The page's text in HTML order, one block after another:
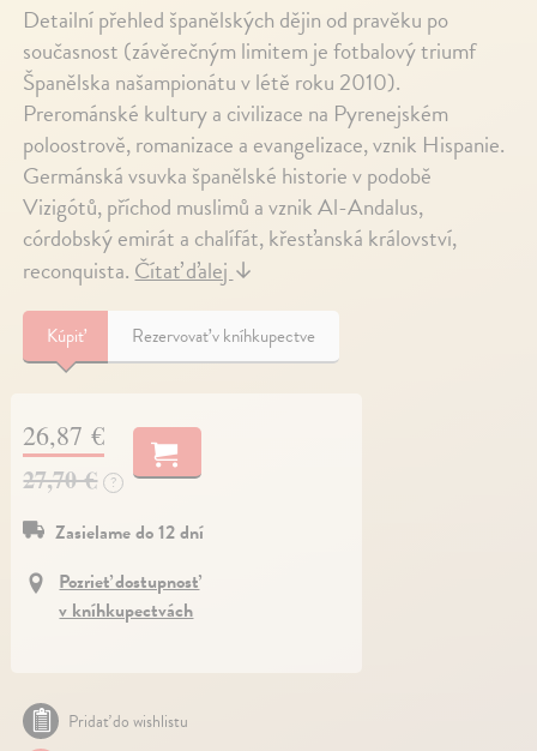
Detailní přehled španělských dějin od pravěku po
současnost (závěrečným limitem je fotbalový triumf
Španělska našampionátu v létě roku 2010).
Prerománské kultury a civilizace na Pyrenejském
poloostrově, romanizace a evangelizace, vznik Hispanie.
Germánská vsuvka španělské historie v podobě
Vizigótů, příchod muslimů a vznik Al-Andalus,
córdobský emirát a chalífát, křesťanská království,
reconquista. Čítať ďalej ↓
Kúpiť Rezervovať v kníhkupectve
26,87 €
27,70 € ?
Zasielame do 12 dní
Pozrieť dostupnosť
v kníhkupectvách
Pridať do wishlistu